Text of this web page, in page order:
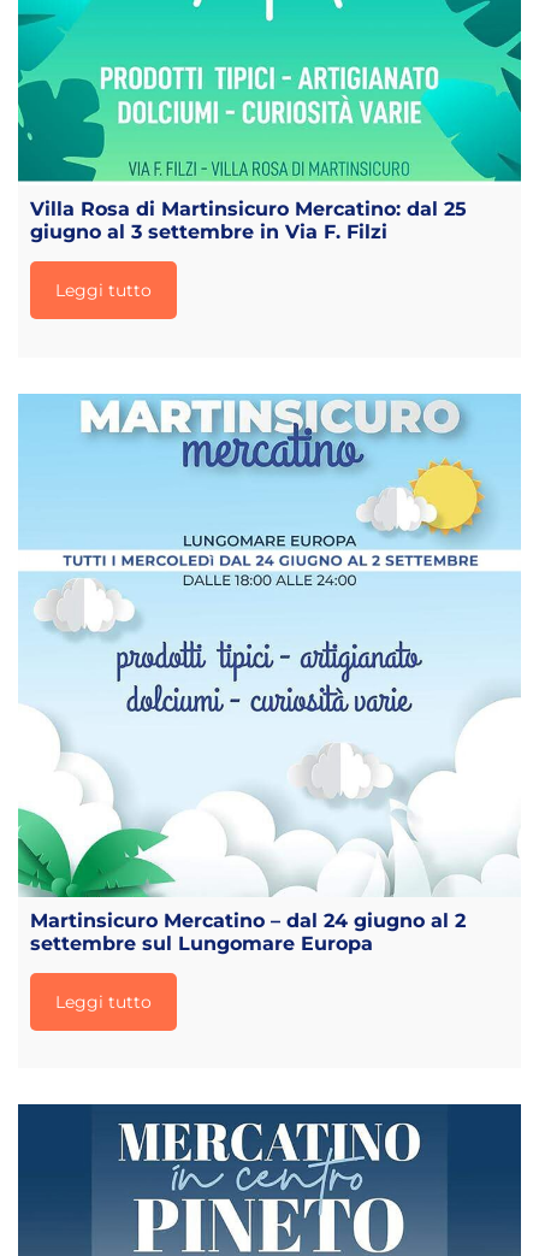
Villa Rosa di Martinsicuro Mercatino: dal 25
giugno al 3 settembre in Via F. Filzi
Leggi tutto
Martinsicuro Mercatino – dal 24 giugno al 2
settembre sul Lungomare Europa
Leggi tutto